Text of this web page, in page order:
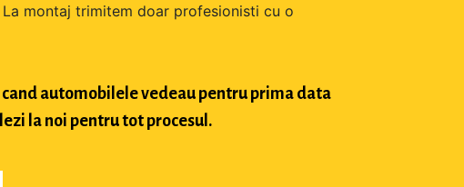
montaj trimitem doar profesionisti cu o
automobilele vedeau pentru prima data
la noi pentru tot procesul.